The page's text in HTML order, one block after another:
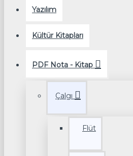
Yazılım
Kültür Kitapları
PDF Nota - Kitap
Çalgı
Flüt